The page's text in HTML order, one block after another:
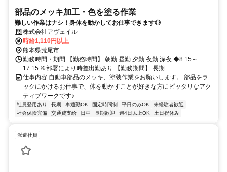
部品のメッキ加工・色を塗る作業
難しい作業はナシ！身体を動かしてお仕事できます◎
株式会社アヴェイル
時給1,110円以上
熊本県荒尾市
勤務時間・期間 【勤務時間】 朝勤 昼勤 夕勤 夜勤 深夜 ◆8:15～
17:15 ※部署により時差出勤あり 【勤務期間】 長期
仕事内容 自動車部品のメッキ、塗装作業をお願いします。 部品をラ
ックにかけるお仕事で、体を動かすことが好きな方にピッタリなアク
ティブワークです♪
社員登用あり 長期 車通勤OK 固定時間制 平日のみOK
未経験者歓迎
社会保険完備
交通費支給 日中 長期歓迎 週4日以上OK 土日祝休み
派遣社員